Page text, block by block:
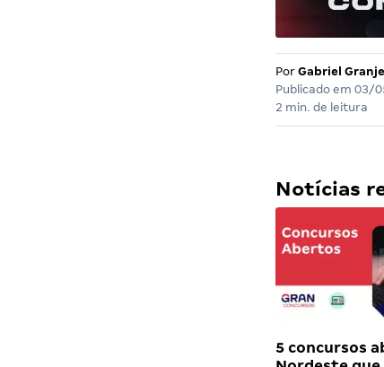
Por Gabriel
Publicado em 03/
2 min. de leitura
Notícias
5 concursos